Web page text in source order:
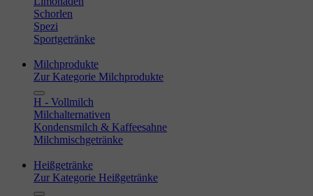
Schorlen
Spezi
Sportgetränke
Milchprodukte
Zur Kategorie Milchprodukte
H - Vollmilch
Milchalternativen
Kondensmilch & Kaffeesahne
Milchmischgetränke
Heißgetränke
Zur Kategorie Heißgetränke